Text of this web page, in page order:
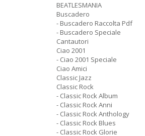
BEATLESMANIA
Buscadero
- Buscadero Raccolta Pdf
- Buscadero Speciale
Cantautori
Ciao 2001
- Ciao 2001 Speciale
Ciao Amici
Classic Jazz
Classic Rock
- Classic Rock Album
- Classic Rock Anni
- Classic Rock Anthology
- Classic Rock Blues
- Classic Rock Glorie